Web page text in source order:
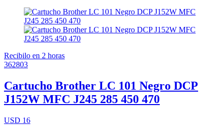
Recibilo en 2 horas
362803
Cartucho Brother LC 101 Negro DCP
J152W MFC J245 285 450 470
USD 16